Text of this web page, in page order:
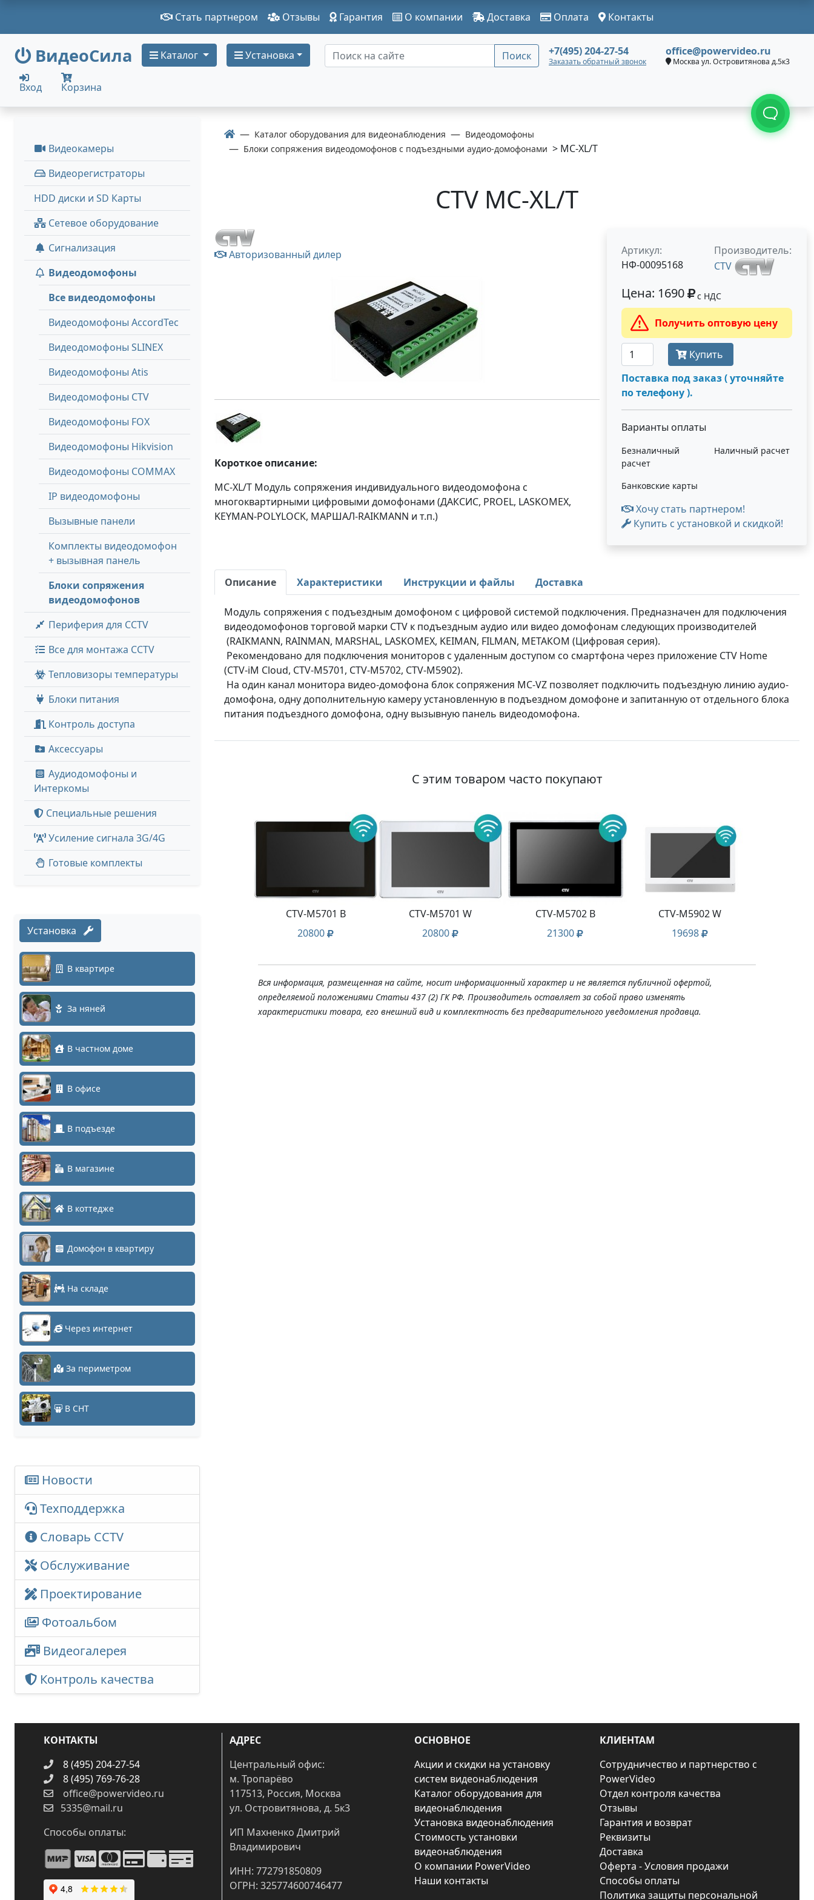
Стать партнером Отзывы Гарантия О компании Доставка Оплата Контакты
ВидеоСила Каталог Установка Поиск +7(495) 204-27-54
Заказать обратный звонок
office@powervideo.ru
Москва ул. Островитянова д.5к3
Вход Корзина
Видеокамеры
Видеорегистраторы
HDD диски и SD Карты
Сетевое оборудование
Сигнализация
Видеодомофоны
Все видеодомофоны
Видеодомофоны AccordTec
Видеодомофоны SLINEX
Видеодомофоны Atis
Видеодомофоны CTV
Видеодомофоны FOX
Видеодомофоны Hikvision
Видеодомофоны COMMAX
IP видеодомофоны
Вызывные панели
Комплекты видеодомофон
+ вызывная панель
Блоки сопряжения
видеодомофонов
Периферия для CCTV
Все для монтажа CCTV
Тепловизоры температуры
Блоки питания
Контроль доступа
Аксессуары
Аудиодомофоны и
Интеркомы
Специальные решения
Усиление сигнала 3G/4G
Готовые комплекты
Установка
В квартире
За няней
В частном доме
В офисе
В подъезде
В магазине
В коттедже
Домофон в квартиру
На складе
Через интернет
За периметром
В СНТ
Новости
Техподдержка
Словарь CCTV
Обслуживание
Проектирование
Фотоальбом
Видеогалерея
Контроль качества
Каталог оборудования для видеонаблюдения
Видеодомофоны
Блоки сопряжения видеодомофонов с подъездными аудио-домофонами > MC-XL/T
CTV MC-XL/T
Авторизованный дилер
Короткое описание:
MC-XL/T Модуль сопряжения индивидуального видеодомофона с
многоквартирными цифровыми домофонами (ДАКСИС, PROEL, LASKOMEX,
KEYMAN-POLYLOCK, МАРШАЛ-RAIKMANN и т.п.)
Артикул:
НФ-00095168
Производитель:
CTV
Цена: 1690 с НДС
Получить оптовую цену
Купить
Поставка под заказ ( уточняйте
по телефону ).
Варианты оплаты
Безналичный
расчет
Наличный расчет
Банковские карты
Хочу стать партнером!
Купить с установкой и скидкой!
Описание Характеристики Инструкции и файлы Доставка
Модуль сопряжения с подъездным домофоном с цифровой системой подключения. Предназначен для подключения
видеодомофонов торговой марки CTV к подъездным аудио или видео домофонам следующих производителей
(RAIKMANN, RAINMAN, MARSHAL, LASKOMEX, KEIMAN, FILMAN, МЕТАКОМ (Цифровая серия).
Рекомендовано для подключения мониторов с удаленным доступом со смартфона через приложение CTV Home
(CTV-iM Cloud, CTV-M5701, CTV-M5702, CTV-M5902).
На один канал монитора видео-домофона блок сопряжения MC-VZ позволяет подключить подъездную линию аудио-
домофона, одну дополнительную камеру установленную в подъездном домофоне и запитанную от отдельного блока
питания подъездного домофона, одну вызывную панель видеодомофона.
С этим товаром часто покупают
CTV-M5701 B
20800
CTV-M5701 W
20800
CTV-M5702 B
21300
CTV-M5902 W
19698
Вся информация, размещенная на сайте, носит информационный характер и не является публичной офертой,
определяемой положениями Статьи 437 (2) ГК РФ. Производитель оставляет за собой право изменять
характеристики товара, его внешний вид и комплектность без предварительного уведомления продавца.
КОНТАКТЫ
8 (495) 204-27-54
8 (495) 769-76-28
office@powervideo.ru
5335@mail.ru
Способы оплаты:
АДРЕС
Центральный офис:
м. Тропарёво
117513, Россия, Москва
ул. Островитянова, д. 5к3
ИП Махненко Дмитрий
Владимирович
ИНН: 772791850809
ОГРН: 325774600746477
ОСНОВНОЕ
Акции и скидки на установку
систем видеонаблюдения
Каталог оборудования для
видеонаблюдения
Установка видеонаблюдения
Стоимость установки
видеонаблюдения
О компании PowerVideo
Наши контакты
КЛИЕНТАМ
Сотрудничество и партнерство с
PowerVideo
Отдел контроля качества
Отзывы
Гарантия и возврат
Реквизиты
Доставка
Оферта - Условия продажи
Способы оплаты
Политика защиты персональной